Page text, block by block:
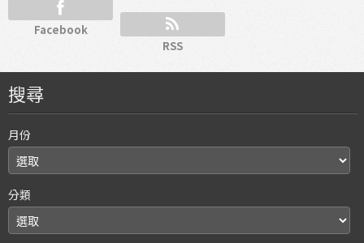
Facebook
RSS
搜尋
月份
分類